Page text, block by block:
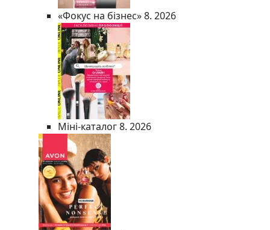
«Фокус на бізнес» 8. 2026
Міні-каталог 8. 2026